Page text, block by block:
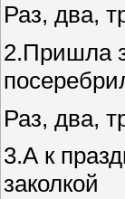
Раз, два,
2.Пришла
Раз, два,
3.А к
заколкой